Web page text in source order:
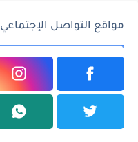
مواقع التواصل الإجتماعي